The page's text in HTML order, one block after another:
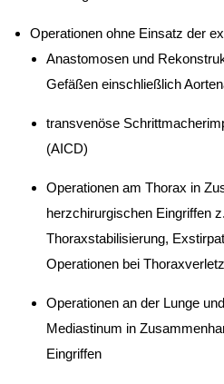
Operationen ohne Einsatz der
Anastomosen und
Gefäßen einschließlich
transvenöse
(AICD)
Operationen am Thorax in
herzchirurgischen Eingriffen
Thoraxstabilisierung,
Operationen bei
Operationen an der Lunge
Mediastinum in
Eingriffen